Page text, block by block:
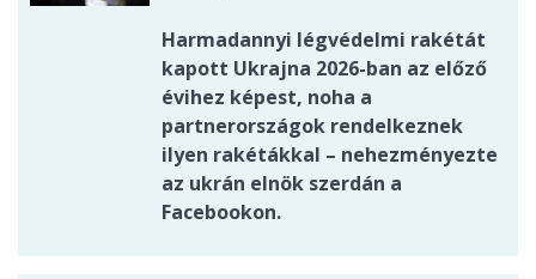
Harmadannyi légvédelmi rakétát
kapott Ukrajna 2026-ban az előző
évihez képest, noha a
partnerországok rendelkeznek
ilyen rakétákkal – nehezményezte
az ukrán elnök szerdán a
Facebookon.